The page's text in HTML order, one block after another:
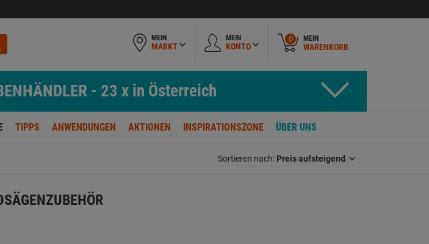
MEIN
MARKT
MEIN
KONTO
0 MEIN
WARENKORB
- 23 x in Österreich
TIPPS ANWENDUNGEN AKTIONEN INSPIRATIONSZONE ÜBER UNS
Sortieren nach: Preis aufsteigend